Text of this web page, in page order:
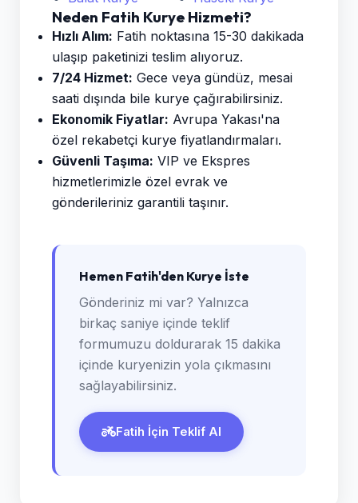
Neden Fatih Kurye Hizmeti?
Hızlı Alım: Fatih noktasına 15-30 dakikada
ulaşıp paketinizi teslim alıyoruz.
7/24 Hizmet: Gece veya gündüz, mesai
saati dışında bile kurye çağırabilirsiniz.
Ekonomik Fiyatlar: Avrupa Yakası'na
özel rekabetçi kurye fiyatlandırmaları.
Güvenli Taşıma: VIP ve Ekspres
hizmetlerimizle özel evrak ve
gönderileriniz garantili taşınır.
Hemen Fatih'den Kurye İste
Gönderiniz mi var? Yalnızca
birkaç saniye içinde teklif
formumuzu doldurarak 15 dakika
içinde kuryenizin yola çıkmasını
sağlayabilirsiniz.
Fatih İçin Teklif Al